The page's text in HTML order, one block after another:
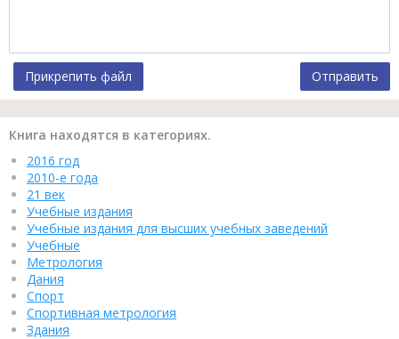
Прикрепить файл Отправить
Книга находятся в категориях.
2016 год
2010-е года
21 век
Учебные издания
Учебные издания для высших учебных заведений
Учебные
Метрология
Дания
Спорт
Спортивная метрология
Здания